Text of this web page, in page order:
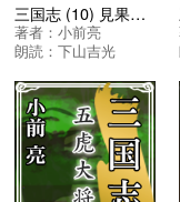
三国志 (10) 見果てぬ夢
著者：小前亮
朗読：下山吉光